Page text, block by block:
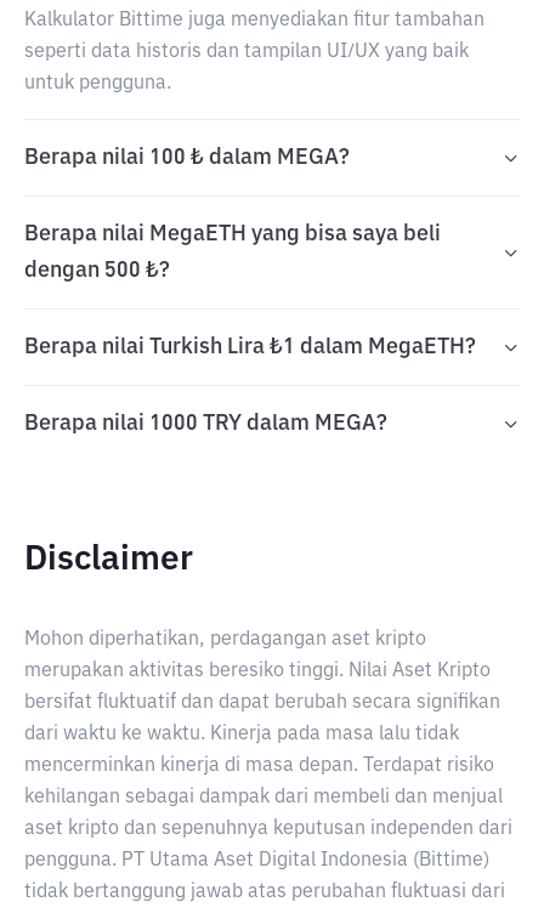
Kalkulator Bittime juga menyediakan fitur tambahan
seperti data historis dan tampilan UI/UX yang baik
untuk pengguna.
Berapa nilai 100 ₺ dalam MEGA?
Berapa nilai MegaETH yang bisa saya beli
dengan 500 ₺?
Berapa nilai Turkish Lira ₺1 dalam MegaETH?
Berapa nilai 1000 TRY dalam MEGA?
Disclaimer
Mohon diperhatikan, perdagangan aset kripto
merupakan aktivitas beresiko tinggi. Nilai Aset Kripto
bersifat fluktuatif dan dapat berubah secara signifikan
dari waktu ke waktu. Kinerja pada masa lalu tidak
mencerminkan kinerja di masa depan. Terdapat risiko
kehilangan sebagai dampak dari membeli dan menjual
aset kripto dan sepenuhnya keputusan independen dari
pengguna. PT Utama Aset Digital Indonesia (Bittime)
tidak bertanggung jawab atas perubahan fluktuasi dari